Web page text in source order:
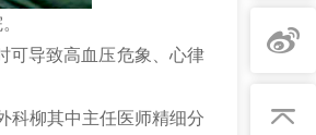
可导致高血压危象、心律
科柳其中主任医师精细分